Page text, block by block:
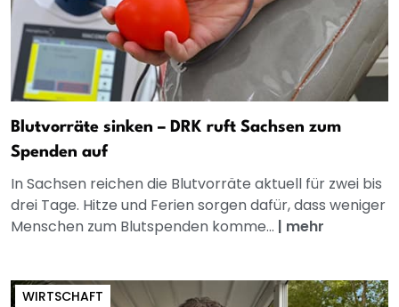
Blutvorräte sinken – DRK ruft Sachsen zum
Spenden auf
In Sachsen reichen die Blutvorräte aktuell für zwei bis
drei Tage. Hitze und Ferien sorgen dafür, dass weniger
Menschen zum Blutspenden komme... | mehr
WIRTSCHAFT